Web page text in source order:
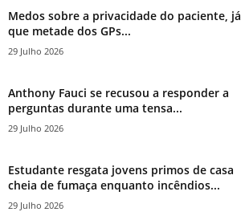
Medos sobre a privacidade do paciente, já
que metade dos GPs...
29 Julho 2026
Anthony Fauci se recusou a responder a
perguntas durante uma tensa...
29 Julho 2026
Estudante resgata jovens primos de casa
cheia de fumaça enquanto incêndios...
29 Julho 2026